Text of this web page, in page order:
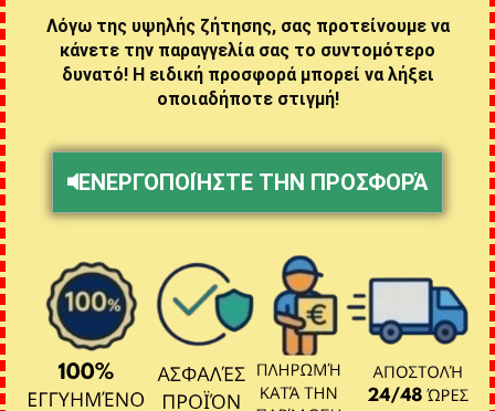
Λόγω της υψηλής ζήτησης, σας προτείνουμε να
κάνετε την παραγγελία σας το συντομότερο
δυνατό! Η ειδική προσφορά μπορεί να λήξει
οποιαδήποτε στιγμή!
ΕΝΕΡΓΟΠΟΙΉΣΤΕ ΤΗΝ ΠΡΟΣΦΟΡΆ